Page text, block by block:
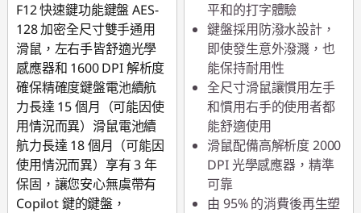
F12 快速鍵功能鍵盤 AES-
128 加密全尺寸雙手通用
滑鼠，左右手皆舒適光學
感應器和 1600 DPI 解析度
確保精確度鍵盤電池續航
力長達 15 個月（可能因使
用情況而異）滑鼠電池續
航力長達 18 個月（可能因
使用情況而異）享有 3 年
保固，讓您安心無虞帶有
Copilot 鍵的鍵盤，
平和的打字體驗
鍵盤採用防潑水設計，
即使發生意外潑濺，也
能保持耐用性
全尺寸滑鼠讓慣用左手
和慣用右手的使用者都
能舒適使用
滑鼠配備高解析度 2000
DPI 光學感應器，精準
可靠
由 95% 的消費後再生塑